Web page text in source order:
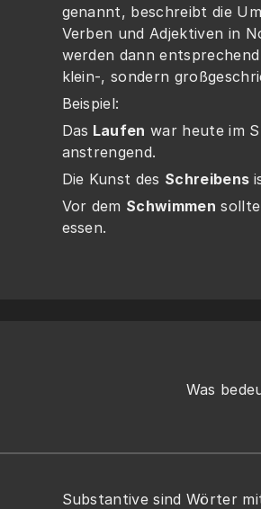
genannt, beschreibt die
Verben und Adjektiven in
werden dann
klein-, sondern
Beispiel:
Das Laufen war heute im
anstrengend.
Die Kunst des Schreibens
Vor dem Schwimmen
essen.
Was
Substantive sind Wörter